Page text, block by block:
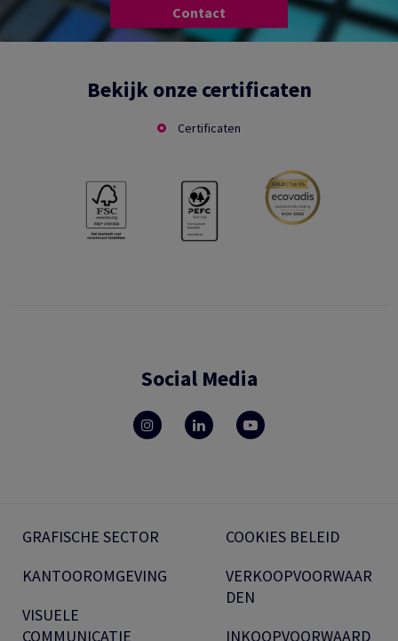
Contact
Bekijk onze certificaten
Certificaten
Social Media
GRAFISCHE SECTOR
KANTOOROMGEVING
VISUELE
COMMUNICATIE
COOKIES BELEID
VERKOOPVOORWAAR
DEN
INKOOPVOORWAARD